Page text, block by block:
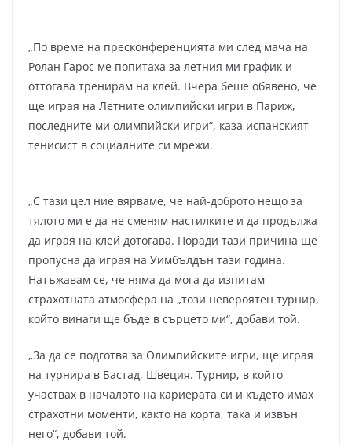
„По време на пресконференцията ми след мача на
Ролан Гарос ме попитаха за летния ми график и
оттогава тренирам на клей. Вчера беше обявено, че
ще играя на Летните олимпийски игри в Париж,
последните ми олимпийски игри“, каза испанският
тенисист в социалните си мрежи.
„С тази цел ние вярваме, че най-доброто нещо за
тялото ми е да не сменям настилките и да продължа
да играя на клей дотогава. Поради тази причина ще
пропусна да играя на Уимбълдън тази година.
Натъжавам се, че няма да мога да изпитам
страхотната атмосфера на „този невероятен турнир,
който винаги ще бъде в сърцето ми“, добави той.
„За да се подготвя за Олимпийските игри, ще играя
на турнира в Бастад, Швеция. Турнир, в който
участвах в началото на кариерата си и където имах
страхотни моменти, както на корта, така и извън
него“, добави той.